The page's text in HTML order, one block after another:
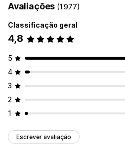
Avaliações (1.977)
Classificação geral
4,8
5
4
3
2
1
Escrever avaliação